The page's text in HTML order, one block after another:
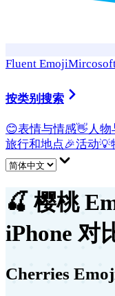
Fluent Emoji
按类别搜索
😊表情与情感👋 人
旅行和地点🎉活动💡
🍒 樱桃
iPhone 对
Cherries